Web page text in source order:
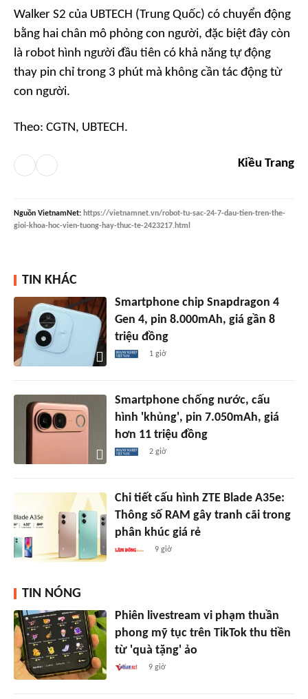
Walker S2 của UBTECH (Trung Quốc) có chuyển động
bằng hai chân mô phỏng con người, đặc biệt đây còn
là robot hình người đầu tiên có khả năng tự động
thay pin chỉ trong 3 phút mà không cần tác động từ
con người.
Theo: CGTN, UBTECH.
Kiều Trang
Nguồn VietnamNet: https://vietnamnet.vn/robot-tu-sac-24-7-dau-tien-tren-the-
gioi-khoa-hoc-vien-tuong-hay-thuc-te-2423217.html
TIN KHÁC
Smartphone chip Snapdragon 4
Gen 4, pin 8.000mAh, giá gần 8
triệu đồng
1 giờ
Smartphone chống nước, cấu
hình 'khủng', pin 7.050mAh, giá
hơn 11 triệu đồng
2 giờ
Chi tiết cấu hình ZTE Blade A35e:
Thông số RAM gây tranh cãi trong
phân khúc giá rẻ
9 giờ
TIN NÓNG
Phiên livestream vi phạm thuần
phong mỹ tục trên TikTok thu tiền
từ 'quà tặng' ảo
9 giờ